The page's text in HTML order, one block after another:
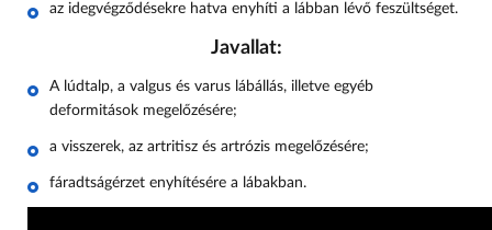
az idegvégződésekre hatva enyhíti a lábban lévő feszültséget.
Javallat:
A lúdtalp, a valgus és varus lábállás, illetve egyéb
deformitások megelőzésére;
a visszerek, az artritisz és artrózis megelőzésére;
fáradtságérzet enyhítésére a lábakban.